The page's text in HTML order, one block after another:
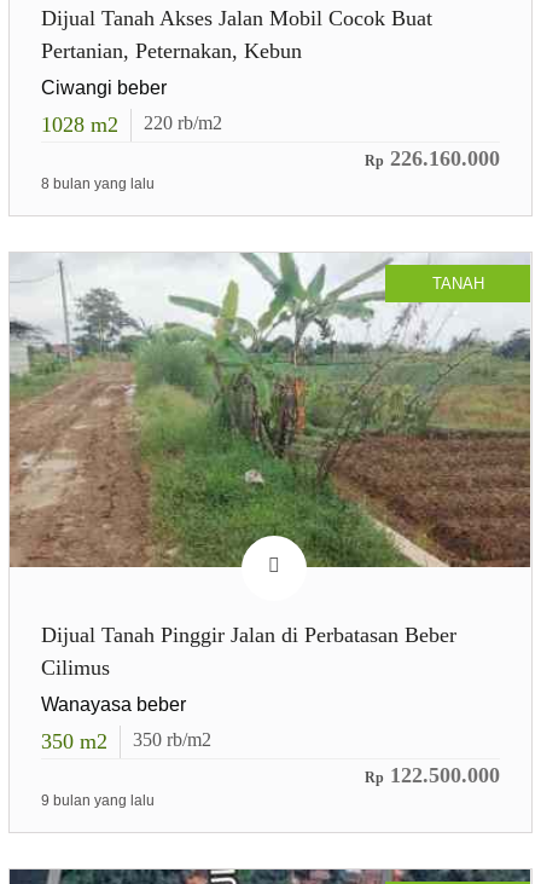
Dijual Tanah Akses Jalan Mobil Cocok Buat
Pertanian, Peternakan, Kebun
Ciwangi beber
1028 m2 220 rb/m2
Rp 226.160.000
8 bulan yang lalu
TANAH
Dijual Tanah Pinggir Jalan di Perbatasan Beber
Cilimus
Wanayasa beber
350 m2 350 rb/m2
Rp 122.500.000
9 bulan yang lalu